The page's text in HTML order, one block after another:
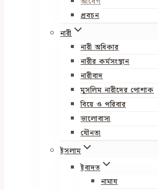
প্রবচন
নারী
নারী অধিকার
নারীর কর্মসংস্থান
নারীবাদ
মুসলিম নারীদের পোশাক
বিয়ে ও পরিবার
ভালোবাসা
যৌনতা
ইসলাম
ইবাদত
নামায